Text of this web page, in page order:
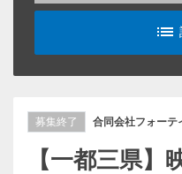
募集終了 合同会社フォーテ
【一都三県】